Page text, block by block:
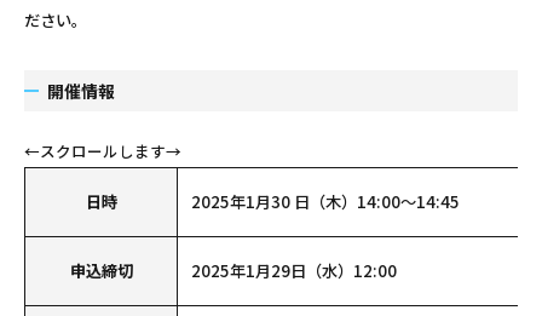
ださい。
開催情報
日時 2025年1月30 日（木）14:00～14:45
申込締切 2025年1月29日（水）12:00